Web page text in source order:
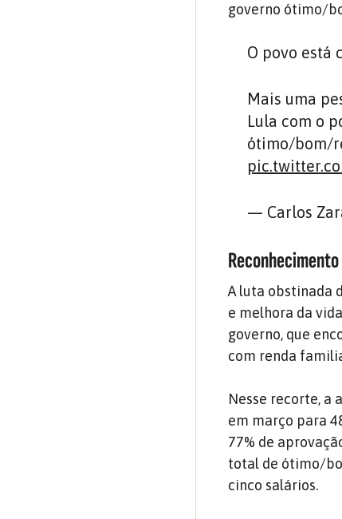
governo ótimo/
O povo está
Mais uma
Lula com o
ótimo/bom/
— Carlos
A luta obstinada
e melhora da
governo, que
com renda
Nesse recorte, a
em março para
77% de
total de ótimo/
cinco salários.